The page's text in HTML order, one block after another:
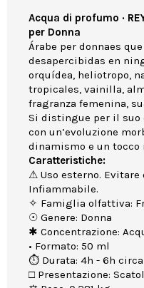
Acqua di profumo ·
per Donna
Árabe per donnaes
desapercibidas en
orquídea, heliotropo,
tropicales, vainilla,
fragranza femenina,
Si distingue per il suo
con un’evoluzione
dinamismo e un tocco
Caratteristiche:
⚠ Uso esterno.
Infiammabile.
✧ Famiglia olfattiva:
☉ Genere: Donna
✱ Concentrazione:
• Formato: 50 ml
⏱ Durata: 4h - 6h circa
□ Presentazione: